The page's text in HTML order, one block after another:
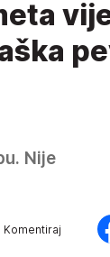
Nije
Komentiraj